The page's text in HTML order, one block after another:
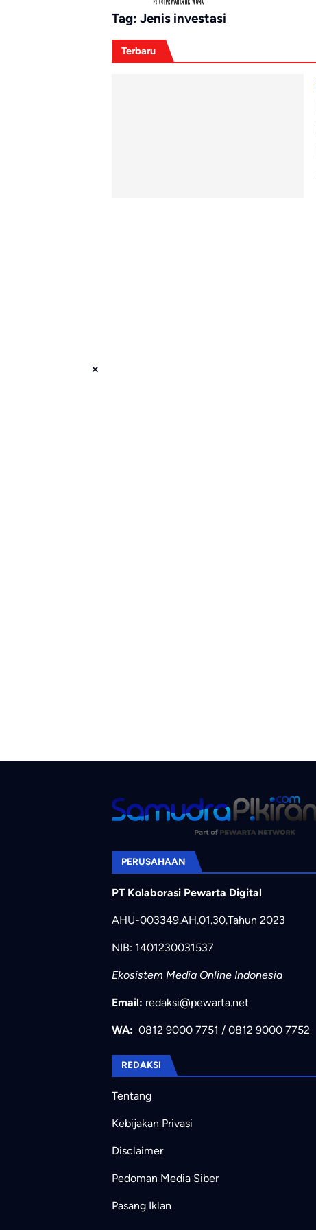
Tag: Jenis investasi
Terbaru
PERUSAHAAN
PT Kolaborasi Pewarta Digital
AHU-003349.AH.01.30.Tahun 2023
NIB: 1401230031537
Ekosistem Media Online Indonesia
Email: redaksi@pewarta.net
WA: 0812 9000 7751 / 0812 9000 7752
REDAKSI
Tentang
Kebijakan Privasi
Disclaimer
Pedoman Media Siber
Pasang Iklan